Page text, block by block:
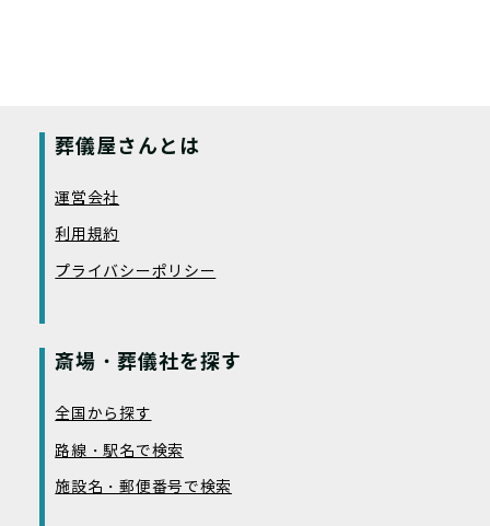
葬儀屋さんとは
運営会社
利用規約
プライバシーポリシー
斎場・葬儀社を探す
全国から探す
路線・駅名で検索
施設名・郵便番号で検索